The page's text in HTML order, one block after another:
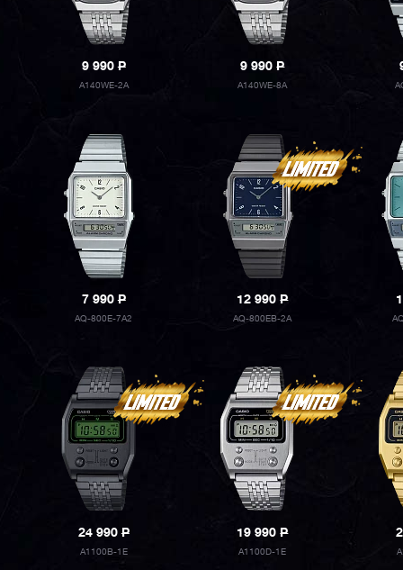
9 990P
A140WE-2A
9 990P
A140WE-8A
7 990P
AQ-800E-7A2
12 990P
AQ-800EB-2A
24 990P
A1100B-1E
19 990P
A1100D-1E